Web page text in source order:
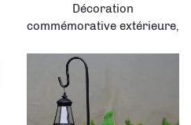
Décoration
commémorative extérieure,
champignon LED en résine,
maison féerique miniature,
statue de jardin solaire
avec lumière